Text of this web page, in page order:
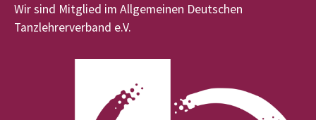
Wir sind Mitglied im Allgemeinen Deutschen
Tanzlehrerverband e.V.